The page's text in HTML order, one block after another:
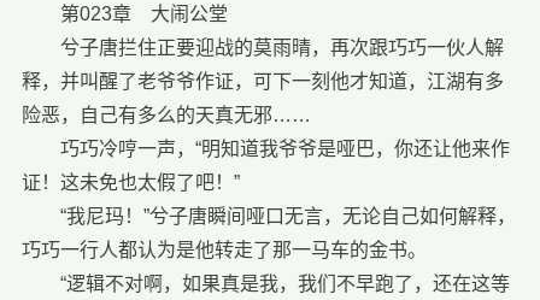
第023章 大闹公堂
兮子唐拦住正要迎战的莫雨晴，再次跟巧巧一伙人解
释，并叫醒了老爷爷作证，可下一刻他才知道，江湖有多
险恶，自己有多么的天真无邪……
巧巧冷哼一声，“明知道我爷爷是哑巴，你还让他来作
证！这未免也太假了吧！”
“我尼玛！”兮子唐瞬间哑口无言，无论自己如何解释，
巧巧一行人都认为是他转走了那一马车的金书。
“逻辑不对啊，如果真是我，我们不早跑了，还在这等